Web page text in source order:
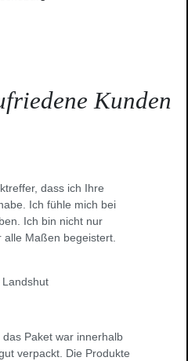
Kunden
dass ich Ihre
Ich fühle mich bei
Ich bin nicht nur
Maßen begeistert.
Landshut
Paket war innerhalb
verpackt. Die Produkte